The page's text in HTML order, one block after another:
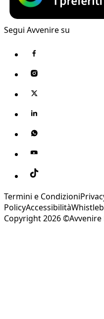
Segui Avvenire su
Termini e Condizioni
PolicyAccessibilità
Copyright 2026 ©Avvenire